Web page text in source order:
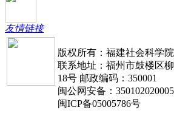
友情链接
版权所有：福建社会科学院
联系地址：福州市鼓楼区
18号 邮政编码：350001
闽公网安备：
闽ICP备05005786号